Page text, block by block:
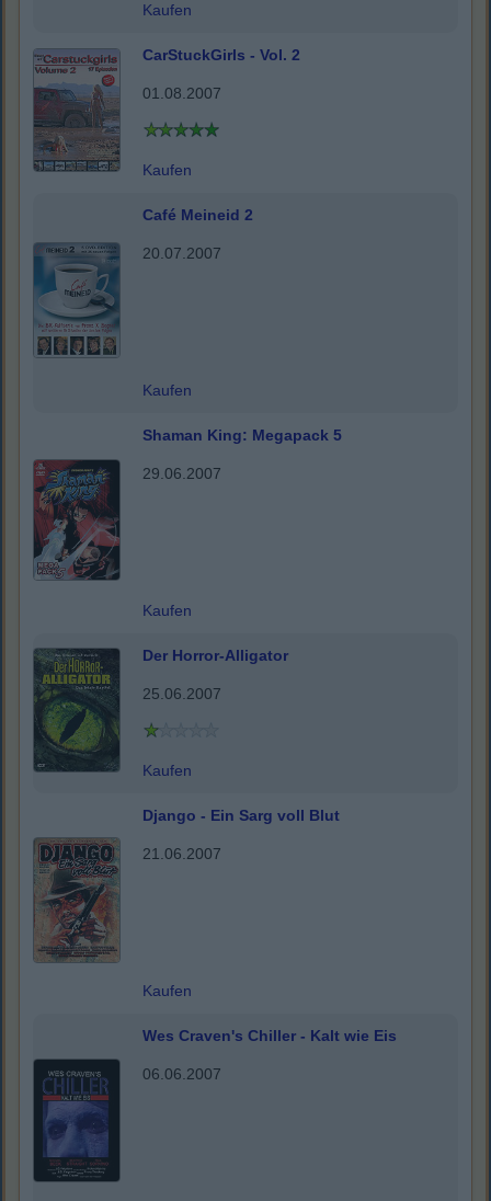
Kaufen
CarStuckGirls - Vol. 2
01.08.2007
Kaufen
Café Meineid 2
20.07.2007
Kaufen
Shaman King: Megapack 5
29.06.2007
Kaufen
Der Horror-Alligator
25.06.2007
Kaufen
Django - Ein Sarg voll Blut
21.06.2007
Kaufen
Wes Craven's Chiller - Kalt wie Eis
06.06.2007